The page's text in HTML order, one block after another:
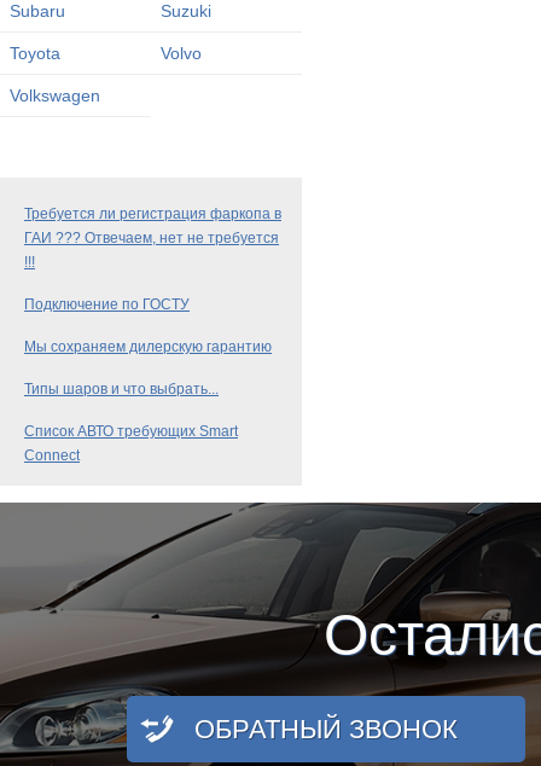
Subaru Suzuki
Toyota Volvo
Volkswagen
Требуется ли регистрация фаркопа в
ГАИ ??? Отвечаем, нет не требуется
!!!
Подключение по ГОСТУ
Мы сохраняем дилерскую гарантию
Типы шаров и что выбрать...
Список АВТО требующих Smart
Connect
ОБРАТНЫЙ ЗВОНОК